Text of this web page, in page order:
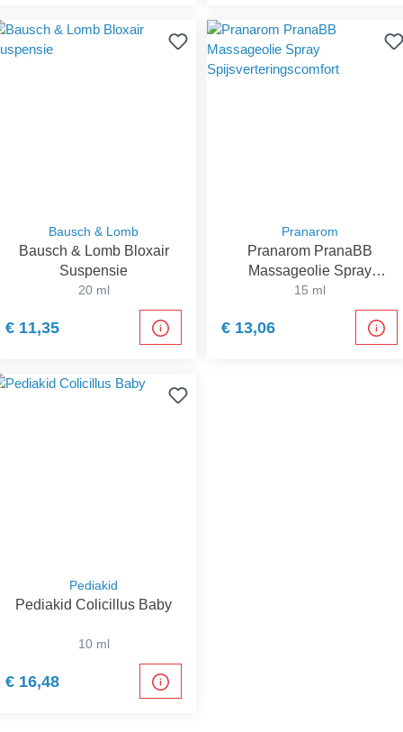
Bausch & Lomb
Bausch & Lomb Bloxair
Suspensie
20 ml
€ 11,35
Pranarom
Pranarom PranaBB
Massageolie Spray
Spijsverteringscomfort
15 ml
€ 13,06
Pediakid
Pediakid Colicillus Baby
10 ml
€ 16,48